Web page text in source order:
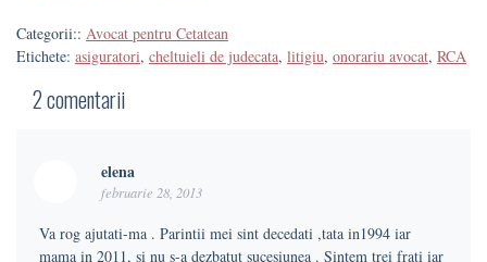
Categorii:: Avocat pentru Cetatean
Etichete: asiguratori, cheltuieli de judecata, litigiu, onorariu avocat, RCA
2comentarii
elena
februarie 28, 2013
Va rog ajutati-ma . Parintii mei sint decedati ,tata in1994 iar
mama in 2011, si nu s-a dezbatut sucesiunea . Sintem trei frati iar